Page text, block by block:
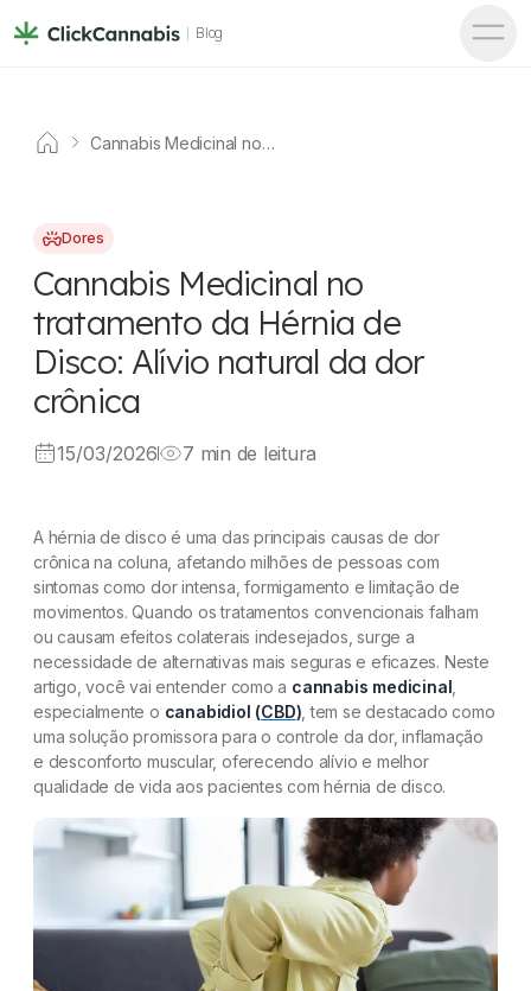
Blog
Cannabis Medicinal no
Dores
Cannabis Medicinal no
tratamento da Hérnia de
Disco: Alívio natural da dor
crônica
15/03/2026 7 min de leitura
A hérnia de disco é uma das principais causas de dor
crônica na coluna, afetando milhões de pessoas com
sintomas como dor intensa, formigamento e limitação de
movimentos. Quando os tratamentos convencionais falham
ou causam efeitos colaterais indesejados, surge a
necessidade de alternativas mais seguras e eficazes. Neste
artigo, você vai entender como a cannabis medicinal
especialmente o canabidiol (CBD) , tem se destacado como
uma solução promissora para o controle da dor, inflamação
e desconforto muscular, oferecendo alívio e melhor
qualidade de vida aos pacientes com hérnia de disco.